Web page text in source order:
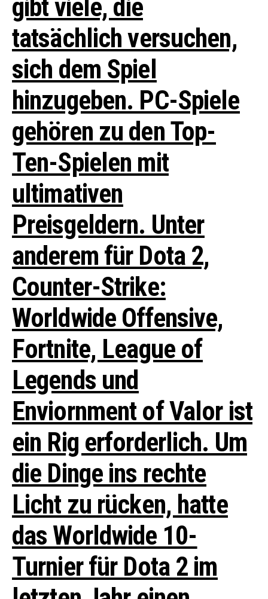
gibt viele, die
tatsächlich versuchen,
sich dem Spiel
hinzugeben. PC-Spiele
gehören zu denTop-
Ten-Spielen mit
ultimativen
Preisgeldern. Unter
anderem für Dota 2,
Counter-Strike:
Worldwide Offensive,
Fortnite, League of
Legends und
Enviornment of Valor ist
ein Rig erforderlich. Um
die Dinge ins rechte
Licht zu rücken, hatte
das Worldwide 10-
Turnier für Dota 2 im